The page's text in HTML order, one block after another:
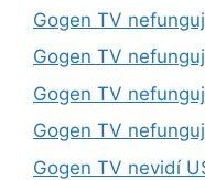
Gogen TV
Gogen TV
Gogen TV
Gogen TV
Gogen TV nevidí